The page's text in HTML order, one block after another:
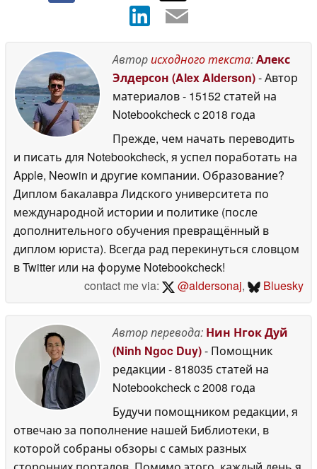
Авторисходного текста:Алекс
Элдерсон (Alex Alderson)- Автор
материалов- 15152 статей на
Notebookcheckc 2018 года
Прежде, чем начать переводить
и писать для Notebookcheck, я успел поработать на
Apple, Neowin и другие компании. Образование?
Диплом бакалавра Лидского университета по
международной истории и политике (после
дополнительного обучения превращённый в
диплом юриста). Всегда рад перекинуться словцом
в Twitter или на форуме Notebookcheck!
contact me via:
@aldersonaj, Bluesky
Автор перевода: Нин Нгок Дуй
(Ninh Ngoc Duy)- Помощник
редакции - 818035 статей на
Notebookcheckc 2008 года
Будучи помощником редакции, я
отвечаю за пополнение нашей Библиотеки, в
которой собраны обзоры с самых разных